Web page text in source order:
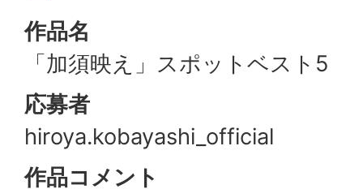
作品名
「加須映え」スポットベスト5
応募者
hiroya.kobayashi_official
作品コメント